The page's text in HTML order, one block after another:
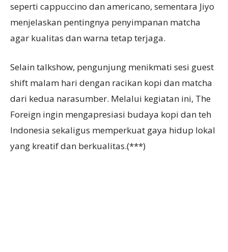
seperti cappuccino dan americano, sementara Jiyo
menjelaskan pentingnya penyimpanan matcha
agar kualitas dan warna tetap terjaga.
Selain talkshow, pengunjung menikmati sesi guest
shift malam hari dengan racikan kopi dan matcha
dari kedua narasumber. Melalui kegiatan ini, The
Foreign ingin mengapresiasi budaya kopi dan teh
Indonesia sekaligus memperkuat gaya hidup lokal
yang kreatif dan berkualitas.(***)